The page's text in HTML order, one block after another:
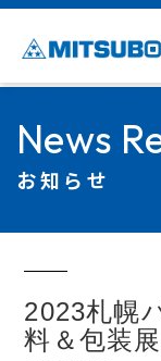
News
お知らせ
2023札幌
料＆包装